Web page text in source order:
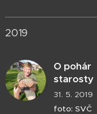
2019
O pohár
starosty
31. 5. 2019
foto: SVČ